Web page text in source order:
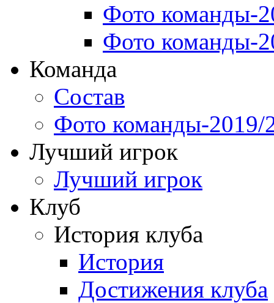
Фото команды-
Фото команды-
Команда
Состав
Фото команды-2019/
Лучший игрок
Лучший игрок
Клуб
История клуба
История
Достижения клуба